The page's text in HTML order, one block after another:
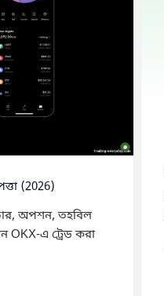
(2026)
অপশন, তহবিল
OKX-এ ট্রেড করা